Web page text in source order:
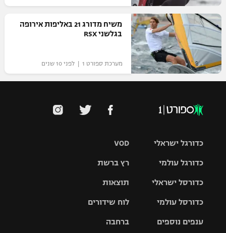
משיח מדורג 21 באליפות אירופה
בגלשני RSX
מערכת ספורט 1 | לפני 10 שנים
VOD
רץ ברשת
תוצאות
לוח שידורים
ברחבה
כדורגל ישראלי
גביע הטוטו
כדורגל עולמי
האלופות
ליגה
כדורסל ישראלי
סל
כדורסל עולמי
ענפים נוספים